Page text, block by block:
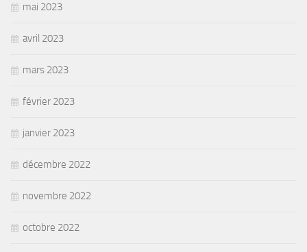
mai 2023
avril 2023
mars 2023
février 2023
janvier 2023
décembre 2022
novembre 2022
octobre 2022